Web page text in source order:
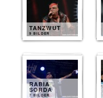
TANZWUT
9 BILDER
RABIA
SORDA
7 BILDER